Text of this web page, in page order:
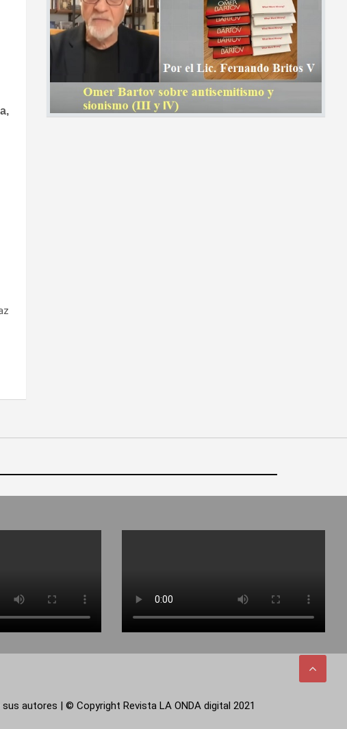
autores | © Copyright Revista LA ONDA digital 2021